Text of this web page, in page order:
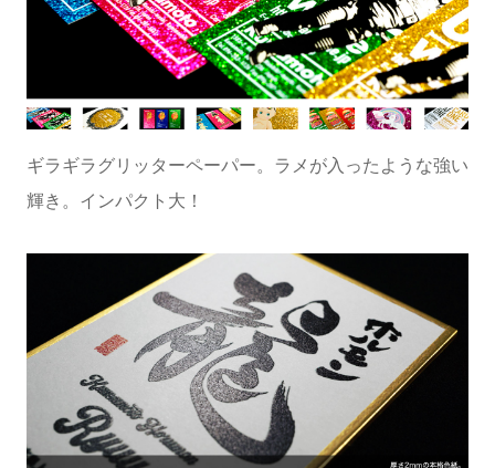
ギラギラグリッターペーパー。ラメが入ったような強い
輝き。インパクト大！